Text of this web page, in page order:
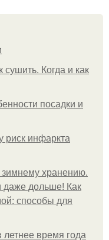
сушить. Когда и как
посадки и
риск инфаркта
зимнему хранению.
дольше! Как
способы для
время года